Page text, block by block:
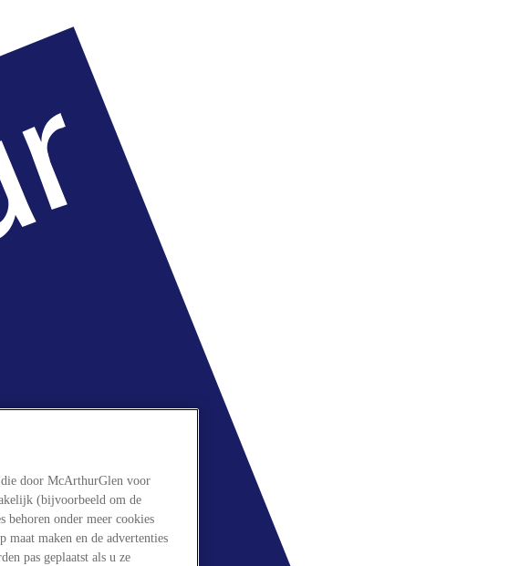
die door McArthurGlen voor
(bijvoorbeeld om de
behoren onder meer cookies
maat maken en de advertenties
pas geplaatst als u ze